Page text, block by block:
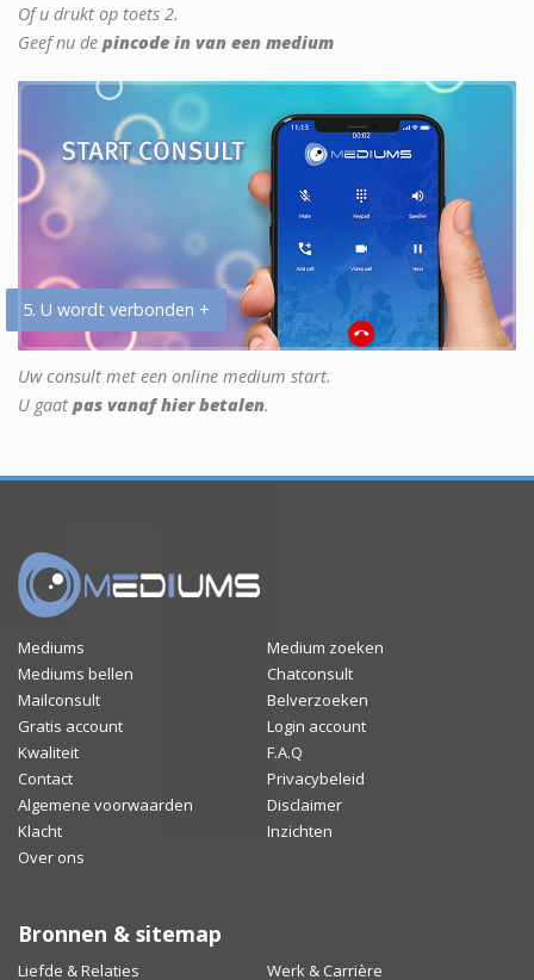
Of u drukt op toets 2.
Geef nu de pincode in van een medium
5. U wordt verbonden +
Uw consult met een online medium start.
U gaat pas vanaf hier betalen.
Mediums
Medium zoeken
Mediums bellen
Chatconsult
Mailconsult
Belverzoeken
Gratis account
Login account
Kwaliteit
F.A.Q
Contact
Privacybeleid
Algemene voorwaarden
Disclaimer
Klacht
Inzichten
Over ons
Bronnen & sitemap
Liefde & Relaties Werk & Carrière